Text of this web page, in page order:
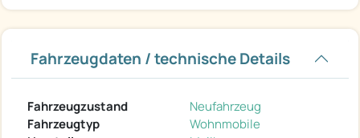
Fahrzeugdaten / technische Details
Fahrzeugzustand
Neufahrzeug
Fahrzeugtyp
Wohnmobile